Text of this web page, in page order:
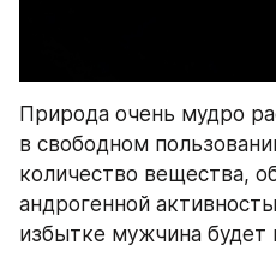
Природа очень мудро
в свободном
количество вещества,
андрогенной
избытке мужчина будет